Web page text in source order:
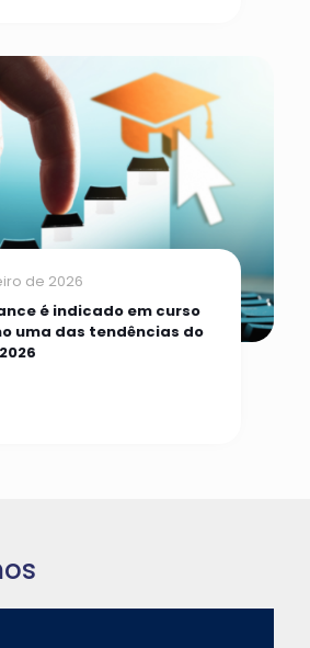
de 2026
é indicado em curso
uma das tendências do